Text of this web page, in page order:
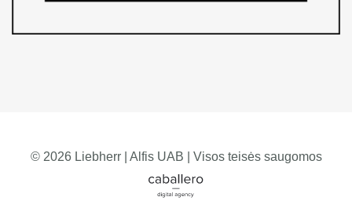
© 2026 Liebherr | Alfis UAB | Visos teisės saugomos